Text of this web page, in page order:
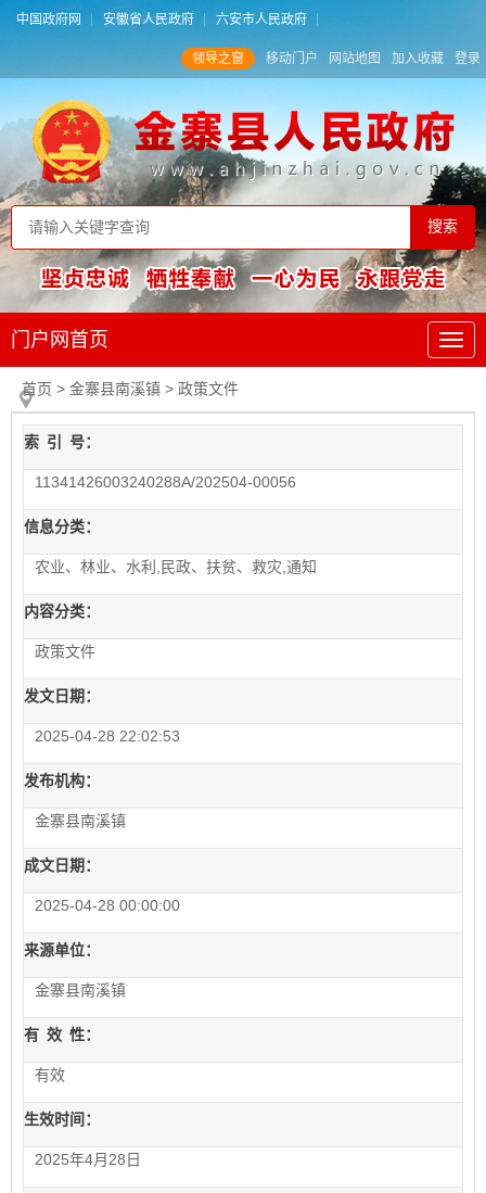
中国政府网 安徽省人民政府 六安市人民政府
领导之窗 移动门户 网站地图 加入收藏 登录
门户网首页
首页 > 金寨县南溪镇 > 政策文件
索 引 号：
11341426003240288A/202504-00056
信息分类：
农业、林业、水利,民政、扶贫、救灾,通知
内容分类：
政策文件
发文日期：
2025-04-28 22:02:53
发布机构：
金寨县南溪镇
成文日期：
2025-04-28 00:00:00
来源单位：
金寨县南溪镇
有 效 性：
有效
生效时间：
2025年4月28日